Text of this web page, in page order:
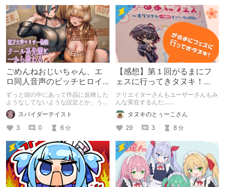
ごめんねおじいちゃん、エ
ロ同人音声のビッチヒロイ
ンに名前使って～過去作品
コンセプトを思い出そう～
ずっと頭の中にあって作品に反映した
ようなしてないような設定とか、うち
のヒロイン達の名づけの法則とかを頭
の中の映●研の金●さんに「そこにあ
っちゃいけねえんだよ」といわれたの
でとりあえず垂れ流します。
スパイダーテイスト
3
0 6 分
【感想】第１回がるまにフ
ェスに行ってきタヌキ！
【レポ】
クリエイターさんもユーザーさんもみ
んな実在するんだ……
タヌキのとぅーこさん
29
3 8 分